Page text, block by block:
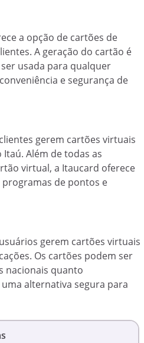
a opção de cartões de
A geração do cartão é
usada para qualquer
e segurança de
gerem cartões virtuais
Além de todas as
virtual, a Itaucard oferece
de pontos e
gerem cartões virtuais
Os cartões podem ser
nacionais quanto
alternativa segura para